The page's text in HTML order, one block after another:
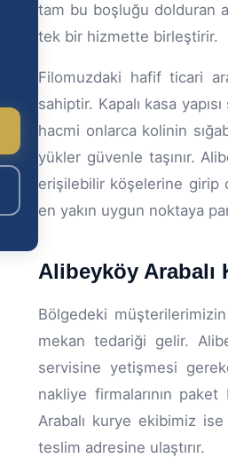
tam bu boşluğu dolduran
tek bir hizmette birleştirir.
Filomuzdaki hafif ticari
sahiptir. Kapalı kasa
hacmi onlarca kolinin
yükler güvenle taşınır.
erişilebilir köşelerine girip
en yakın uygun noktaya
Alibeyköy Arabalı
Bölgedeki
mekan tedariği gelir.
servisine yetişmesi
nakliye firmalarının
Arabalı kurye ekibimiz
teslim adresine ulaştırır.